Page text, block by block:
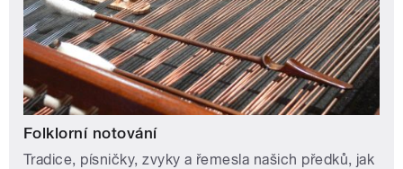
Folklorní notování
Tradice, písničky, zvyky a řemesla našich předků, jak